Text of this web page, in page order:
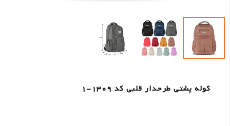
کوله پشتی طرحدار قلبی کد 1309-1